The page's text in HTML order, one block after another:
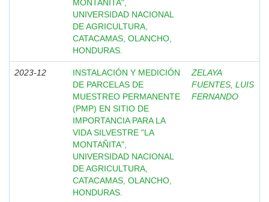
MONTAÑITA",
UNIVERSIDAD NACIONAL
DE AGRICULTURA,
CATACAMAS, OLANCHO,
HONDURAS.
2023-12
INSTALACIÓN Y MEDICIÓN
DE PARCELAS DE
MUESTREO PERMANENTE
(PMP) EN SITIO DE
IMPORTANCIA PARA LA
VIDA SILVESTRE "LA
MONTAÑITA",
UNIVERSIDAD NACIONAL
DE AGRICULTURA,
CATACAMAS, OLANCHO,
HONDURAS.
ZELAYA
FUENTES, LUIS
FERNANDO